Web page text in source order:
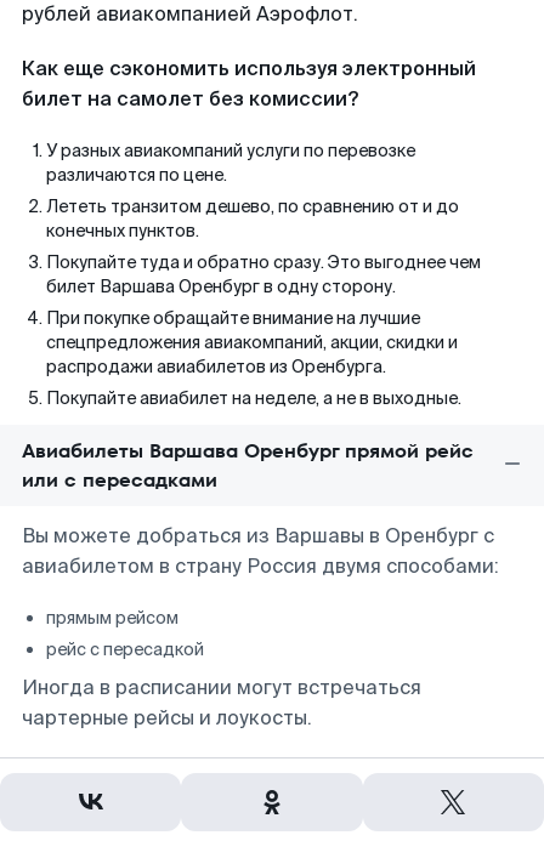
рублей авиакомпанией Аэрофлот.
Как еще сэкономить используя электронный
билет на самолет без комиссии?
У разных авиакомпаний услуги по перевозке
различаются по цене.
Лететь транзитом дешево, по сравнению от и до
конечных пунктов.
Покупайте туда и обратно сразу. Это выгоднее чем
билет Варшава Оренбург в одну сторону.
При покупке обращайте внимание на лучшие
спецпредложения авиакомпаний, акции, скидки и
распродажи авиабилетов из Оренбурга.
Покупайте авиабилет на неделе, а не в выходные.
Авиабилеты Варшава Оренбург прямой рейс
или с пересадками
Вы можете добраться из Варшавы в Оренбург с
авиабилетом в страну Россия двумя способами:
прямым рейсом
рейс с пересадкой
Иногда в расписании могут встречаться
чартерные рейсы и лоукосты.